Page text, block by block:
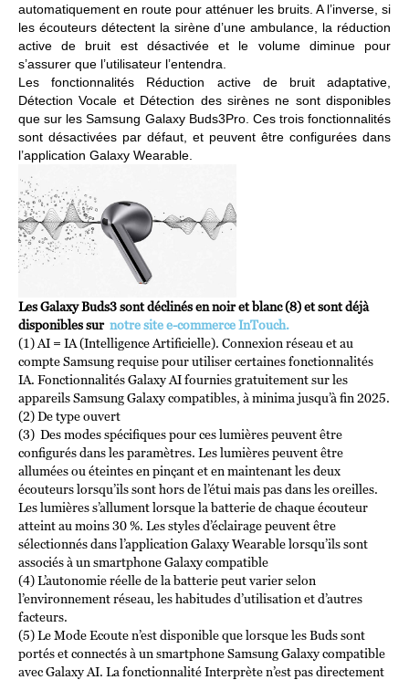
automatiquement en route pour atténuer les bruits. A l’inverse, si
les écouteurs détectent la sirène d’une ambulance, la réduction
active de bruit est désactivée et le volume diminue pour
s’assurer que l’utilisateur l’entendra.
Les fonctionnalités Réduction active de bruit adaptative,
Détection Vocale et Détection des sirènesne sont disponibles
que sur les Samsung Galaxy Buds3Pro. Ces trois fonctionnalités
sont désactivées par défaut, et peuvent être configurées dans
l’application Galaxy Wearable.
Les Galaxy Buds3 sont déclinés en noir et blanc (8) et sont déjà
disponibles sur notre site e-commerce InTouch.
(1) AI = IA (Intelligence Artificielle). Connexion réseau et au
compte Samsung requise pour utiliser certaines fonctionnalités
IA. Fonctionnalités Galaxy AI fournies gratuitement sur les
appareils Samsung Galaxy compatibles, à minima jusqu’à fin 2025.
(2) De type ouvert
(3) Des modes spécifiques pour ces lumières peuvent être
configurés dans les paramètres. Les lumières peuvent être
allumées ou éteintes en pinçant et en maintenant les deux
écouteurs lorsqu’ils sont hors de l’étui mais pas dans les oreilles.
Les lumières s’allument lorsque la batterie de chaque écouteur
atteint au moins 30 %. Les styles d’éclairage peuvent être
sélectionnés dans l’application Galaxy Wearable lorsqu’ils sont
associés à un smartphone Galaxy compatible
(4) L’autonomie réelle de la batterie peut varier selon
l’environnement réseau, les habitudes d’utilisation et d’autres
facteurs.
(5) Le Mode Ecoute n’est disponible que lorsque les Buds sont
portés et connectés à un smartphone Samsung Galaxy compatible
avec Galaxy AI. La fonctionnalité Interprète n’est pas directement